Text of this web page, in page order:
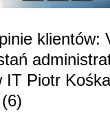
klientów:
IT Piotr